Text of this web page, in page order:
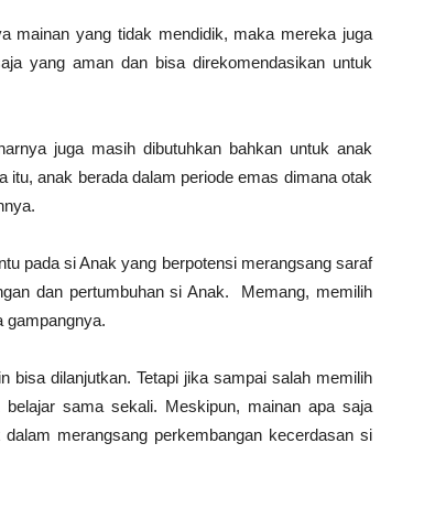
mainan yang tidak mendidik, maka mereka juga
yang aman dan bisa direkomendasikan untuk
juga masih dibutuhkan bahkan untuk anak
anak berada dalam periode emas dimana otak
pada si Anak yang berpotensi merangsang saraf
dan pertumbuhan si Anak. Memang, memilih
gampangnya.
dilanjutkan. Tetapi jika sampai salah memilih
sama sekali. Meskipun, mainan apa saja
merangsang perkembangan kecerdasan si